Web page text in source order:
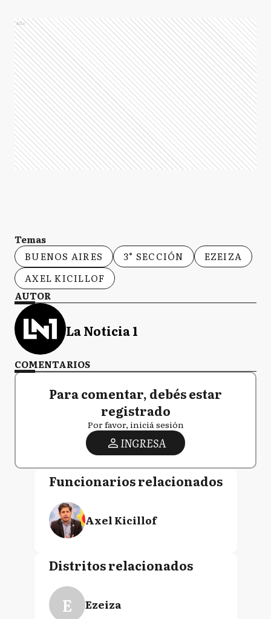
Ads
Temas
BUENOS AIRES
3° SECCIÓN
EZEIZA
AXEL KICILLOF
AUTOR
La Noticia 1
COMENTARIOS
Para comentar, debés estar
registrado
Por favor, iniciá sesión
INGRESA
Funcionarios relacionados
Axel Kicillof
Distritos relacionados
E Ezeiza